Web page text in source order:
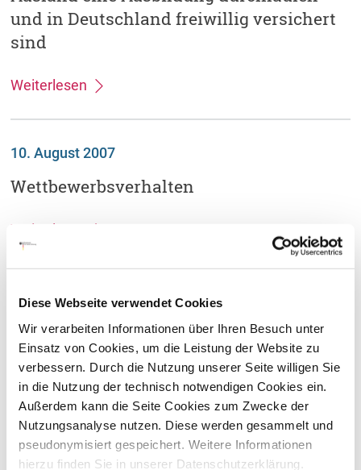
Diese Webseite verwendet Cookies
Wir verarbeiten Informationen über Ihren Besuch unter
Einsatz von Cookies, um die Leistung der Website zu
verbessern. Durch die Nutzung unserer Seite willigen Sie
in die Nutzung der technisch notwendigen Cookies ein.
Außerdem kann die Seite Cookies zum Zwecke der
Nutzungsanalyse nutzen. Diese werden gesammelt und
pseudonymisiert gespeichert. Weitere Informationen
hierzu finden Sie in unserer Datenschutzerklärung.
und in Deutschland freiwillig versichert
sind
Weiterlesen
10. August 2007
Wettbewerbsverhalten
Weiterlesen
05. Februar 2008
Mutter-/Vater-Kind-Maßnahmen
Weiterlesen
30. Juni 2008